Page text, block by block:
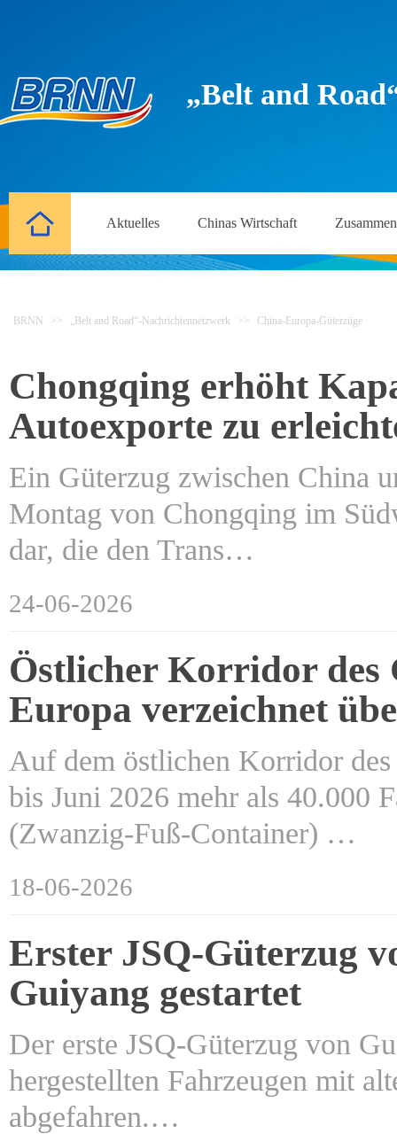
„Belt and
Aktuelles Chinas Wirtschaft
BRNN >> „Belt and Road“-Nachrichtennetzwerk >> China-Europa-Güterzüge
Chongqing erhöht
Autoexporte zu
Ein Güterzug zwischen China
Montag von Chongqing im
dar, die den Trans…
24-06-2026
Östlicher Korridor des
Europa verzeichnet
Auf dem östlichen Korridor
bis Juni 2026 mehr als 40.000
(Zwanzig-Fuß-Container) …
18-06-2026
Erster JSQ-Güterzug
Guiyang gestartet
Der erste JSQ-Güterzug von
hergestellten Fahrzeugen mit
abgefahren.…